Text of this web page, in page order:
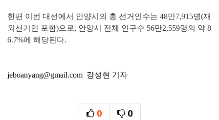
한편 이번 대선에서 안양시의 총 선거인수는 48만7,915명(재
외선거인 포함)으로, 안양시 전체 인구수 56만2,559명의 약 8
6.7%에 해당된다.
jeboanyang@gmail.com 강성현 기자
0
0